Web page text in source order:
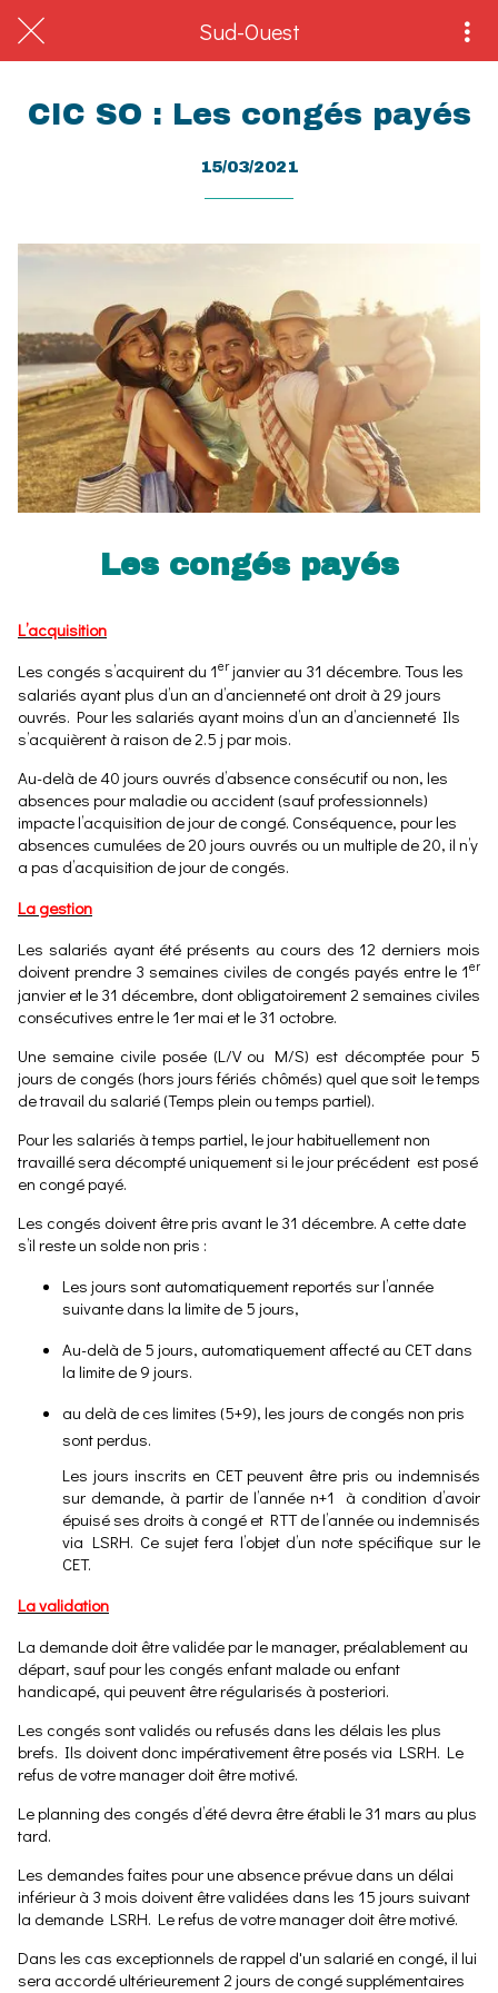
Sud-Ouest
CIC SO : Les congés payés
15/03/2021
Les congés payés
L’acquisition
Les congés s’acquirent du 1erjanvier au 31 décembre. Tous les
salariés ayant plus d’un an d’ancienneté ont droit à 29 jours
ouvrés. Pour les salariés ayant moins d’un an d’ancienneté Ils
s’acquièrent à raison de 2.5 j par mois.
Au-delà de 40 jours ouvrés d’absence consécutif ou non, les
absences pour maladie ou accident (sauf professionnels)
impacte l’acquisition de jour de congé. Conséquence, pour les
absences cumulées de 20 jours ouvrés ou un multiple de 20, il n’y
a pas d’acquisition de jour de congés.
La gestion
Les salariés ayant été présents au cours des 12 derniers mois
doivent prendre 3 semaines civiles de congés payés entre le 1er
janvier et le 31 décembre, dont obligatoirement 2 semaines civiles
consécutives entre le 1er mai et le 31 octobre.
Une semaine civile posée (L/V ou M/S) est décomptée pour 5
jours de congés (hors jours fériés chômés) quel que soit le temps
de travail du salarié (Temps plein ou temps partiel).
Pour les salariés à temps partiel, le jour habituellement non
travaillé sera décompté uniquement si le jour précédent est posé
en congé payé.
Les congés doivent être pris avant le 31 décembre. A cette date
s’il reste un solde non pris :
Les jours sont automatiquement reportés sur l’année
suivante dans la limite de 5 jours,
Au-delà de 5 jours, automatiquement affecté au CET dans
la limite de 9 jours.
au delà de ces limites (5+9), les jours de congés non pris
sont perdus.
Les jours inscrits en CET peuvent être pris ou indemnisés
sur demande, à partir de l’année n+1 à condition d’avoir
épuisé ses droits à congé et RTT de l’année ou indemnisés
via LSRH. Ce sujet fera l’objet d’un note spécifique sur le
CET.
La validation
La demande doit être validée par le manager, préalablement au
départ, sauf pour les congés enfant malade ou enfant
handicapé, qui peuvent être régularisés à posteriori.
Les congés sont validés ou refusés dans les délais les plus
brefs. Ils doivent donc impérativement être posés via LSRH. Le
refus de votre manager doit être motivé.
Le planning des congés d’été devra être établi le 31 mars au plus
tard.
Les demandes faites pour une absence prévue dans un délai
inférieur à 3 mois doivent être validées dans les 15 jours suivant
la demande LSRH. Le refus de votre manager doit être motivé.
Dans les cas exceptionnels de rappel d'un salarié en congé, il lui
sera accordé ultérieurement 2 jours de congé supplémentaires